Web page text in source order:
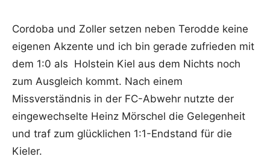
Cordoba und Zoller setzen neben Terodde keine
eigenen Akzente und ich bin gerade zufrieden mit
dem 1:0 als Holstein Kiel aus dem Nichts noch
zum Ausgleich kommt. Nach einem
Missverständnis in der FC-Abwehr nutzte der
eingewechselte Heinz Mörschel die Gelegenheit
und traf zum glücklichen 1:1-Endstand für die
Kieler.